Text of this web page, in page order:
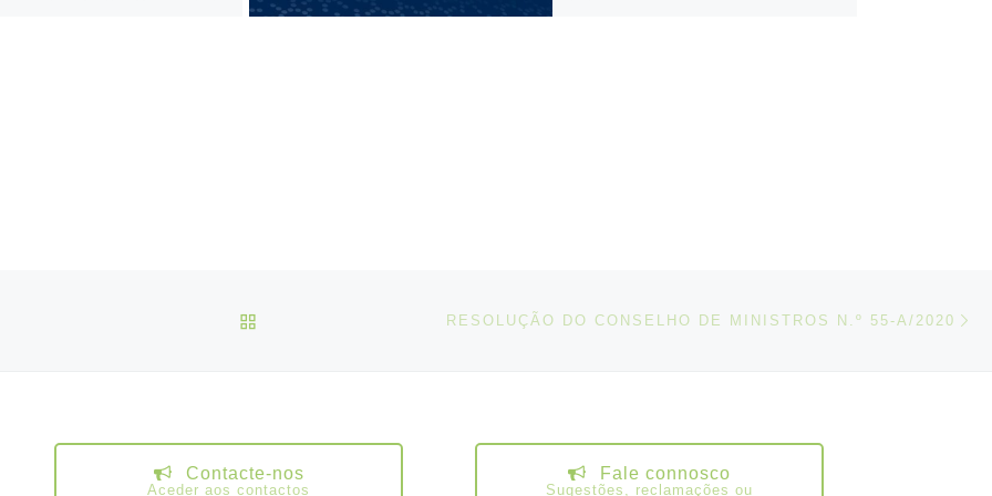
VOLTAR À LISTA DE ARTIGOSRESOLUÇÃO DO CONSELHO DE MINISTROS N.º 55-A/2020
Contacte-nos
Aceder aos contactos
Fale connosco
Sugestões, reclamações ou